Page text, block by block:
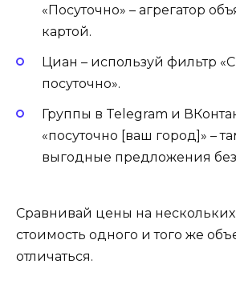
«Посуточно» – агрегатор
картой.
Циан – используй фильтр
посуточно».
Группы в Telegram и
«посуточно [ваш город]» –
выгодные предложения
Сравнивай цены на
стоимость одного и того же
отличаться.